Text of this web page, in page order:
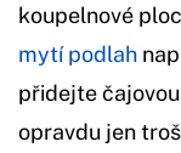
koupelnové
mytí podlah
přidejte
opravdu jen